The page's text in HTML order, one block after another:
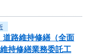
路維持修繕（全面
持修繕業務委託工